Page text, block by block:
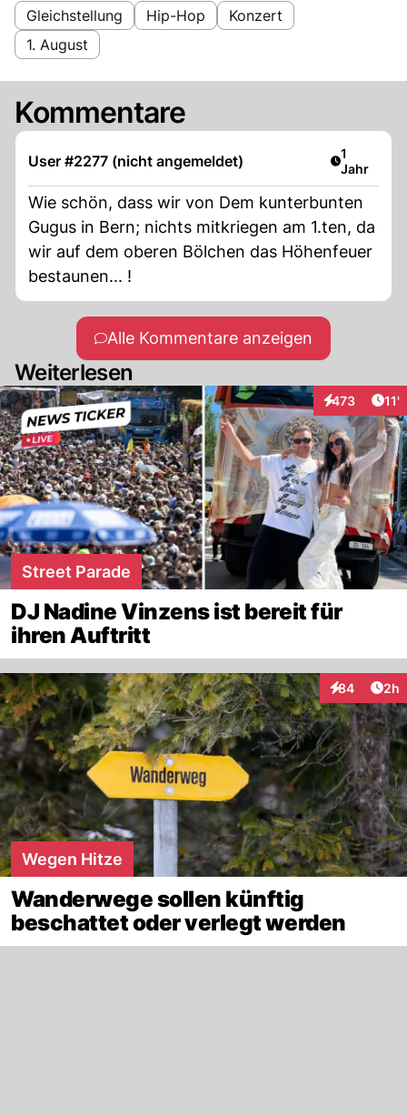
Gleichstellung Hip-Hop
Konzert
1. August
Kommentare
User #2277 (nicht angemeldet) Artikel
1
Jahr
Wie schön, dass wir von Dem kunterbunten
Gugus in Bern; nichts mitkriegen am 1.ten, da
wir auf dem oberen Bölchen das Höhenfeuer
bestaunen... !
Alle Kommentare anzeigen
Weiterlesen
473
Interaktionen
11'
Street Parade
DJ Nadine Vinzens ist bereit für
ihren Auftritt
84
Interaktionen
2h
Wegen Hitze
Wanderwege sollen künftig
beschattet oder verlegt werden